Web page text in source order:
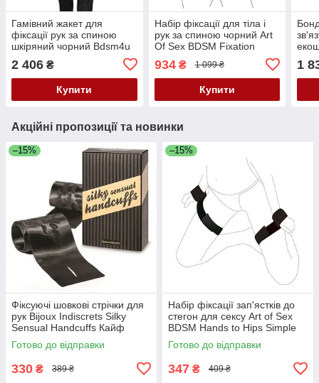
Гамівний жакет для
фіксації рук за спиною
шкіряний чорний Bdsm4u
2 406 ₴
Купити
Набір фіксації для тіла і
рук за спиною чорний Art
Of Sex BDSM Fixation
Black Night Simple Кайф
934₴ 1 099 ₴
Купити
1
Акційні пропозиції та новинки
–15%
Фіксуючі шовкові стрічки для
рук Bijoux Indiscrets Silky
Sensual Handcuffs Кайф
Готово до відправки
330 ₴ 389 ₴
–15%
Набір фіксації зап'ястків до
стегон для сексу Art of Sex
BDSM Нands to Нірѕ Simple
Кайф
Готово до відправки
347 ₴ 409 ₴